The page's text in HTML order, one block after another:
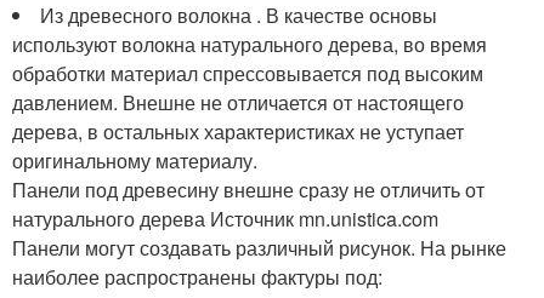
Из древесного волокна . В качестве основы
используют волокна натурального дерева, во время
обработки материал спрессовывается под высоким
давлением. Внешне не отличается от настоящего
дерева, в остальных характеристиках не уступает
оригинальному материалу.
Панели под древесину внешне сразу не отличить от
натурального дерева Источник mn.unistica.com
Панели могут создавать различный рисунок. На рынке
наиболее распространены фактуры под: